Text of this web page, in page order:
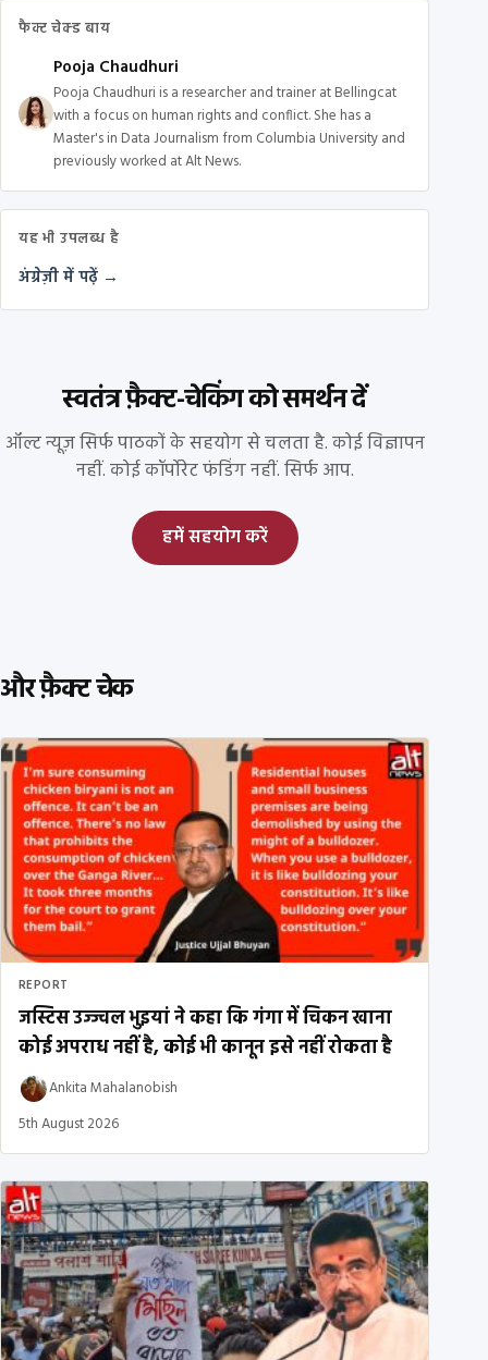
फैक्ट चेक्ड बाय
Pooja Chaudhuri
Pooja Chaudhuri is a researcher and trainer at Bellingcat
with a focus on human rights and conflict. She has a
Master's in Data Journalism from Columbia University and
previously worked at Alt News.
यह भी उपलब्ध है
अंग्रेज़ी में पढ़ें →
स्वतंत्र फ़ैक्ट-चेकिंग को समर्थन दें
ऑल्ट न्यूज़ सिर्फ पाठकों के सहयोग से चलता है. कोई विज्ञापन
नहीं. कोई कॉर्पोरेट फंडिंग नहीं. सिर्फ आप.
हमें सहयोग करें
और फ़ैक्ट चेक
REPORT
जस्टिस उज्ज्वल भुइयां ने कहा कि गंगा में चिकन खाना
कोई अपराध नहीं है, कोई भी कानून इसे नहीं रोकता है
Ankita Mahalanobish
5th August 2026